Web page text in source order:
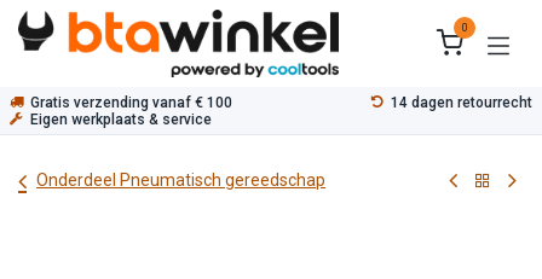
Overslaan naar inhoud
0
Gratis verzending vanaf € 100
14 dagen retourrecht
Eigen werkplaats & service
Onderdeel Pneumatisch gereedschap